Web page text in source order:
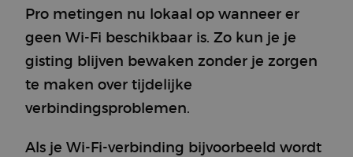
Pro metingen nu lokaal op wanneer er
geen Wi-Fi beschikbaar is. Zo kun je je
gisting blijven bewaken zonder je zorgen
te maken over tijdelijke
verbindingsproblemen.
Als je Wi-Fi-verbinding bijvoorbeeld wordt